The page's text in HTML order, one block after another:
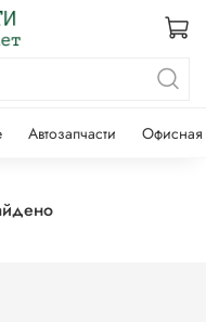
Автозапчасти Офисная